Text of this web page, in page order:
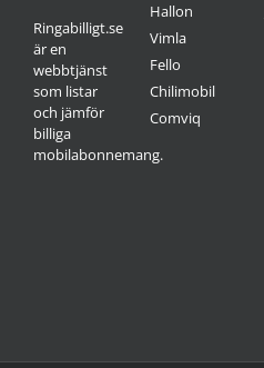
Ringabilligt.se
är en
webbtjänst
som listar
och jämför
billiga
mobilabonnemang.
Hallon
Vimla
Fello
Chilimobil
Comviq